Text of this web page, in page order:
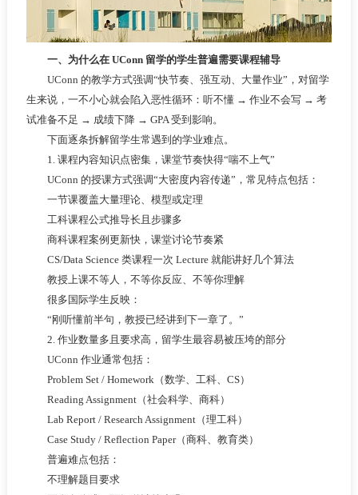
一、为什么在 UConn 留学的学生普遍需要课程辅导
UConn 的教学方式强调“快节奏、强互动、大量作业”，对留学
生来说，一不小心就会陷入恶性循环：听不懂 → 作业不会写 → 考
试准备不足 → 成绩下降 → GPA 受到影响。
下面逐条拆解留学生常遇到的学业难点。
1. 课程内容知识点密集，课堂节奏快得“喘不上气”
UConn 的授课方式强调“大密度内容传递”，常见特点包括：
一节课覆盖大量理论、模型或定理
工科课程公式推导长且步骤多
商科课程案例更新快，课堂讨论节奏紧
CS/Data Science 类课程一次 Lecture 就能讲好几个算法
教授上课不等人，不等你反应、不等你理解
很多国际学生反映：
“刚听懂前半句，教授已经讲到下一章了。”
2. 作业数量多且要求高，留学生最容易被压垮的部分
UConn 作业通常包括：
Problem Set / Homework（数学、工科、CS）
Reading Assignment（社会科学、商科）
Lab Report / Research Assignment（理工科）
Case Study / Reflection Paper（商科、教育类）
普遍难点包括：
不理解题目要求